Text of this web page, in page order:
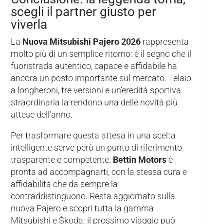
scegli il partner giusto per
viverla
La Nuova Mitsubishi Pajero 2026 rappresenta
molto più di un semplice ritorno: è il segno che il
fuoristrada autentico, capace e affidabile ha
ancora un posto importante sul mercato. Telaio
a longheroni, tre versioni e un’eredità sportiva
straordinaria la rendono una delle novità più
attese dell’anno.
Per trasformare questa attesa in una scelta
intelligente serve però un punto di riferimento
trasparente e competente. Bettin Motorsè
pronta ad accompagnarti, con la stessa cura e
affidabilità che da sempre la
contraddistinguono. Resta aggiornato sulla
nuova Pajero e scopri tutta la gamma
Mitsubishi e Škoda: il prossimo viaggio può